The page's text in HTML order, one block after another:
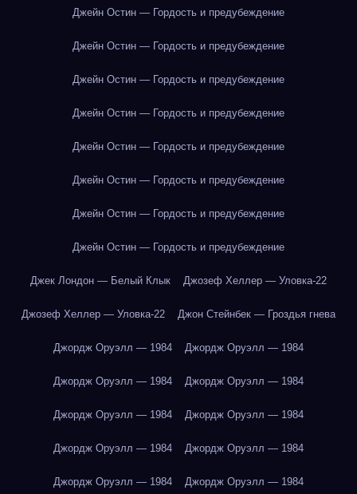
Джейн Остин — Гордость и предубеждение
Джейн Остин — Гордость и предубеждение
Джейн Остин — Гордость и предубеждение
Джейн Остин — Гордость и предубеждение
Джейн Остин — Гордость и предубеждение
Джейн Остин — Гордость и предубеждение
Джейн Остин — Гордость и предубеждение
Джейн Остин — Гордость и предубеждение
Джек Лондон — Белый Клык Джозеф Хеллер — Уловка-22
Джозеф Хеллер — Уловка-22 Джон Стейнбек — Гроздья гнева
Джордж Оруэлл — 1984 Джордж Оруэлл — 1984
Джордж Оруэлл — 1984 Джордж Оруэлл — 1984
Джордж Оруэлл — 1984 Джордж Оруэлл — 1984
Джордж Оруэлл — 1984 Джордж Оруэлл — 1984
Джордж Оруэлл — 1984 Джордж Оруэлл — 1984